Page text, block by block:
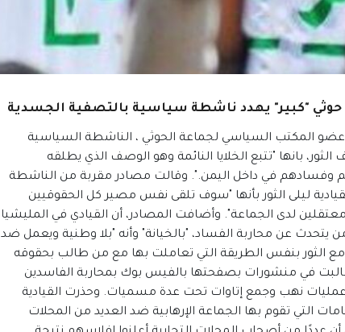
حوثي "كبير" يهدد ناشطة سياسية بالتصفية الجسدية
المكتب السياسي لجماعة الحوثي ، الناشطة السياسية
الثور، بانها "تتبع الخلايا النائمة وهو الوصف الذي يطلقه
وفسادهم في داخل اليمن.". وقالت مصادر مقربة من الناشطة
القيادية ليلى الثور بأنها "سوف تلقى نفس مصير كل الحقوقيين
لدى الجماعة". وأضافت المصادر، أن القيادي في المليشيا
يتحدث عن محاربة الفساد، "بالخيانة" وأنه "بلا وطنية ويعمل ضد
مع الثور بنفس الطريقة التي تعاملت بها مع من طالب بحقوقه
في منشورات بصفحتها بالفيس بوك بمحاربة الفاسدين
نهب وجمع إتاوات تحت عدة مسميات. وحذرت القيادية
التي تقوم بها الجماعة الإرهابية ضد العديد من المحلات